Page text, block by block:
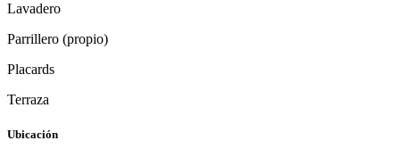
Lavadero
Parrillero (propio)
Placards
Terraza
Ubicación